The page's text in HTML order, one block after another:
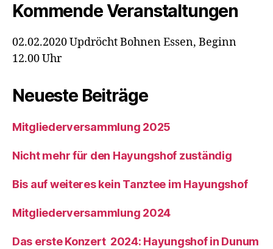
Kommende Veranstaltungen
02.02.2020 Updröcht Bohnen Essen, Beginn
12.00 Uhr
Neueste Beiträge
Mitgliederversammlung 2025
Nicht mehr für den Hayungshof zuständig
Bis auf weiteres kein Tanztee im Hayungshof
Mitgliederversammlung 2024
Das erste Konzert 2024: Hayungshof in Dunum